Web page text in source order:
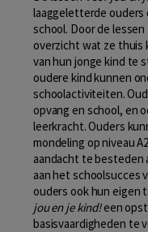
laaggeletterde ouders
school. Door de
overzicht wat ze thuis
van hun jonge kind te
oudere kind kunnen
schoolactiviteiten.
opvang en school, en
leerkracht. Ouders
mondeling op niveau
aandacht te besteden
aan het schoolsucces
ouders ook hun eigen
jou en je kind!een
basisvaardigheden te